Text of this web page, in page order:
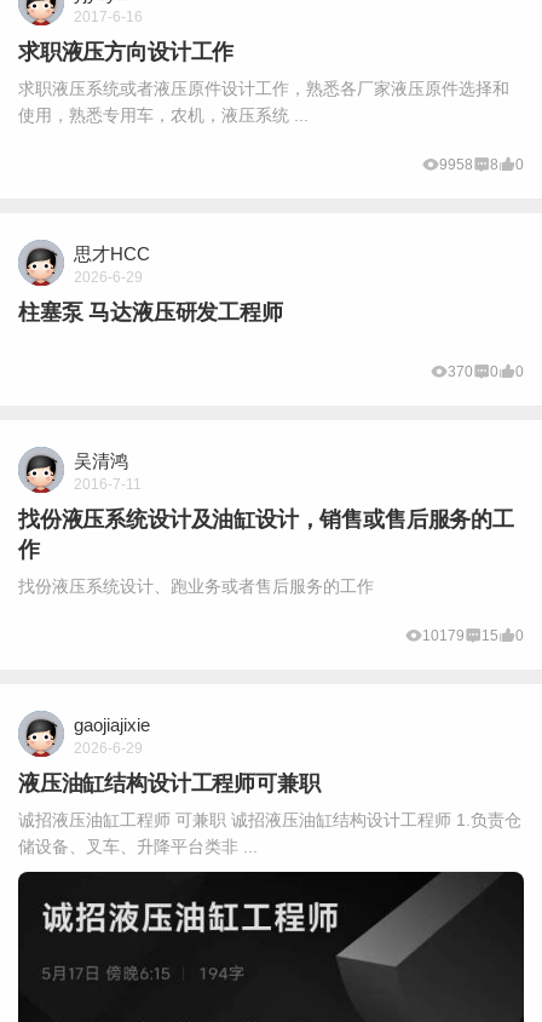
2017-6-16
求职液压方向设计工作
求职液压系统或者液压原件设计工作，熟悉各厂家液压原件选择和
使用，熟悉专用车，农机，液压系统 ...
9958 8 0
思才HCC
2026-6-29
柱塞泵 马达液压研发工程师
370 0 0
吴清鸿
2016-7-11
找份液压系统设计及油缸设计，销售或售后服务的工
作
找份液压系统设计、跑业务或者售后服务的工作
10179 15 0
gaojiajixie
2026-6-29
液压油缸结构设计工程师可兼职
诚招液压油缸工程师 可兼职 诚招液压油缸结构设计工程师 1.负责仓
储设备、叉车、升降平台类非 ...